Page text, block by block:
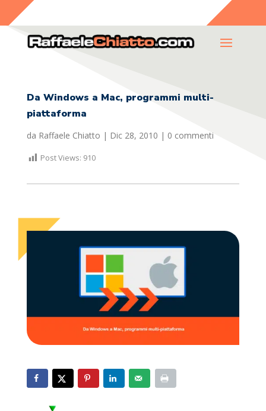
Da Windows a Mac, programmi multi-
piattaforma
da Raffaele Chiatto | Dic 28, 2010 | 0 commenti
Post Views: 910